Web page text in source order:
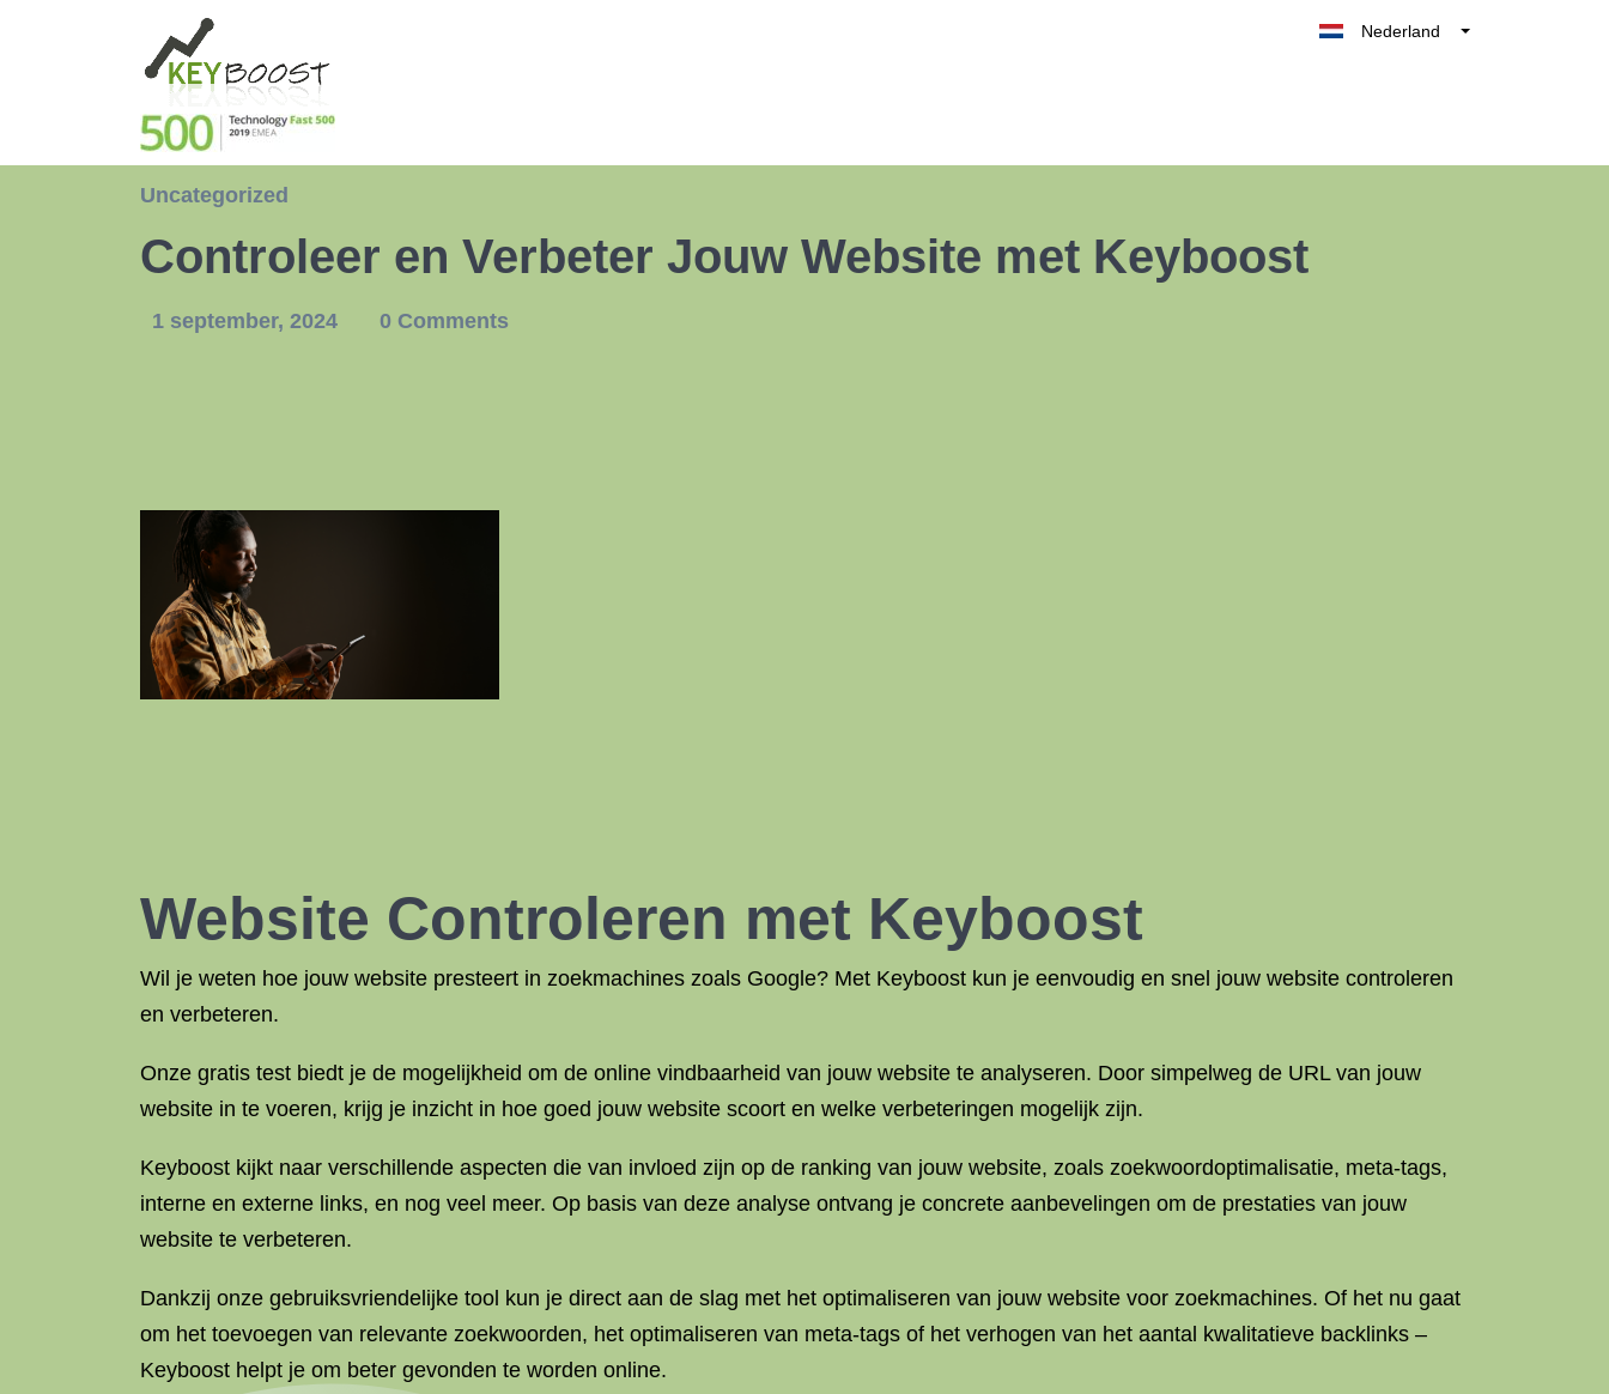
Nederland
Uncategorized
Controleer en Verbeter Jouw Website met Keyboost
1 september, 2024 0 Comments
Website Controleren met Keyboost
Wil je weten hoe jouw website presteert in zoekmachines zoals Google? Met Keyboost kun je eenvoudig en snel jouw website controleren
en verbeteren.
Onze gratis test biedt je de mogelijkheid om de online vindbaarheid van jouw website te analyseren. Door simpelweg de URL van jouw
website in te voeren, krijg je inzicht in hoe goed jouw website scoort en welke verbeteringen mogelijk zijn.
Keyboost kijkt naar verschillende aspecten die van invloed zijn op de ranking van jouw website, zoals zoekwoordoptimalisatie, meta-tags,
interne en externe links, en nog veel meer. Op basis van deze analyse ontvang je concrete aanbevelingen om de prestaties van jouw
website te verbeteren.
Dankzij onze gebruiksvriendelijke tool kun je direct aan de slag met het optimaliseren van jouw website voor zoekmachines. Of het nu gaat
om het toevoegen van relevante zoekwoorden, het optimaliseren van meta-tags of het verhogen van het aantal kwalitatieve backlinks –
Keyboost helpt je om beter gevonden te worden online.